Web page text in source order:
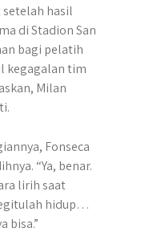
hasil
di Stadion San
bagi pelatih
kegagalan tim
Milan
Fonseca
“Ya, benar.
lirih saat
hidup…
bisa.”